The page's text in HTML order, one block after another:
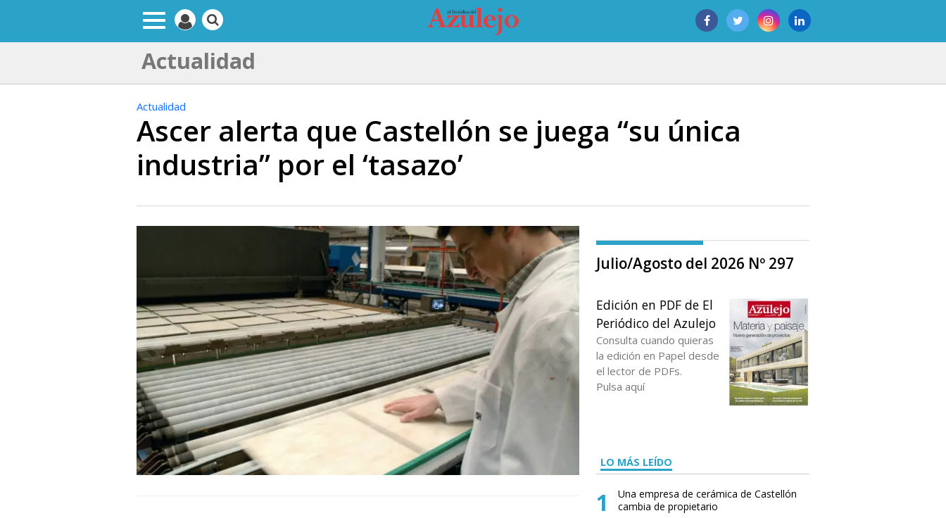
Actualidad
Actualidad
Ascer alerta que Castellón se juega “su única
industria” por el ‘tasazo’
Julio/Agosto del 2026 Nº 297
Edición en PDF de El
Periódico del Azulejo
Consulta cuando quieras
la edición en Papel desde
el lector de PDFs.
Pulsa aquí
LO MÁS LEÍDO
1
Una empresa de cerámica de Castellón
cambia de propietario